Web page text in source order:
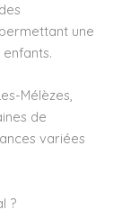
une
Mélèzes,
de
variées
?